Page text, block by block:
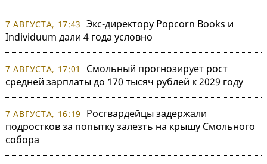
7 АВГУСТА, 17:43 Экс-директору Popcorn Books и
Individuum дали 4 года условно
7 АВГУСТА, 17:01
Смольный прогнозирует рост
средней зарплаты до 170 тысяч рублей к 2029 году
7 АВГУСТА, 16:19
Росгвардейцы задержали
подростков за попытку залезть на крышу Смольного
собора